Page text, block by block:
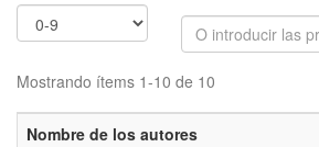
Mostrando ítems 1-10 de 10
Nombre de los autores